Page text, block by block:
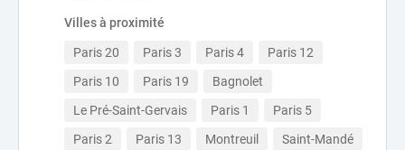
Villes à proximité
Paris 20 Paris 3 Paris 4
Paris 12
Paris 10
Paris 19
Bagnolet
Le Pré-Saint-Gervais
Paris 1
Paris 5
Paris 2
Paris 13 Montreuil
Saint-Mandé